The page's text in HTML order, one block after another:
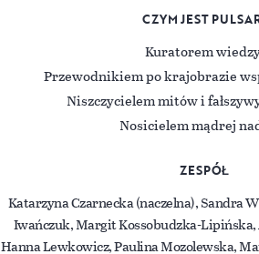
CZYM JEST
Kuratorem
Przewodnikiem po krajobrazie
Niszczycielem mitów i
Nosicielem mądrej
ZESPÓŁ
Katarzyna Czarnecka (naczelna), Sandra
Iwańczuk, Margit Kossobudzka-
Hanna Lewkowicz, Paulina Mozolewska,